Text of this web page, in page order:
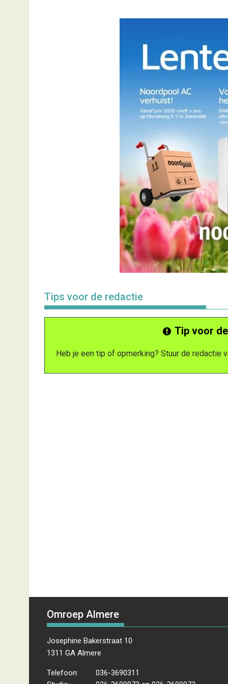
Tips voor de redactie
Tip voor
Heb je een tip of opmerking? Stuur de redactie
Omroep Almere
Josephine Bakerstraat 10
1311 GA Almere
Telefoon:
036-3690311